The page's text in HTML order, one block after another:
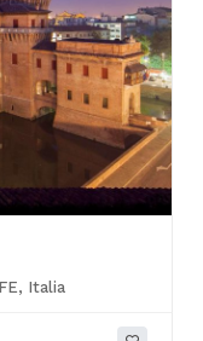
Italia